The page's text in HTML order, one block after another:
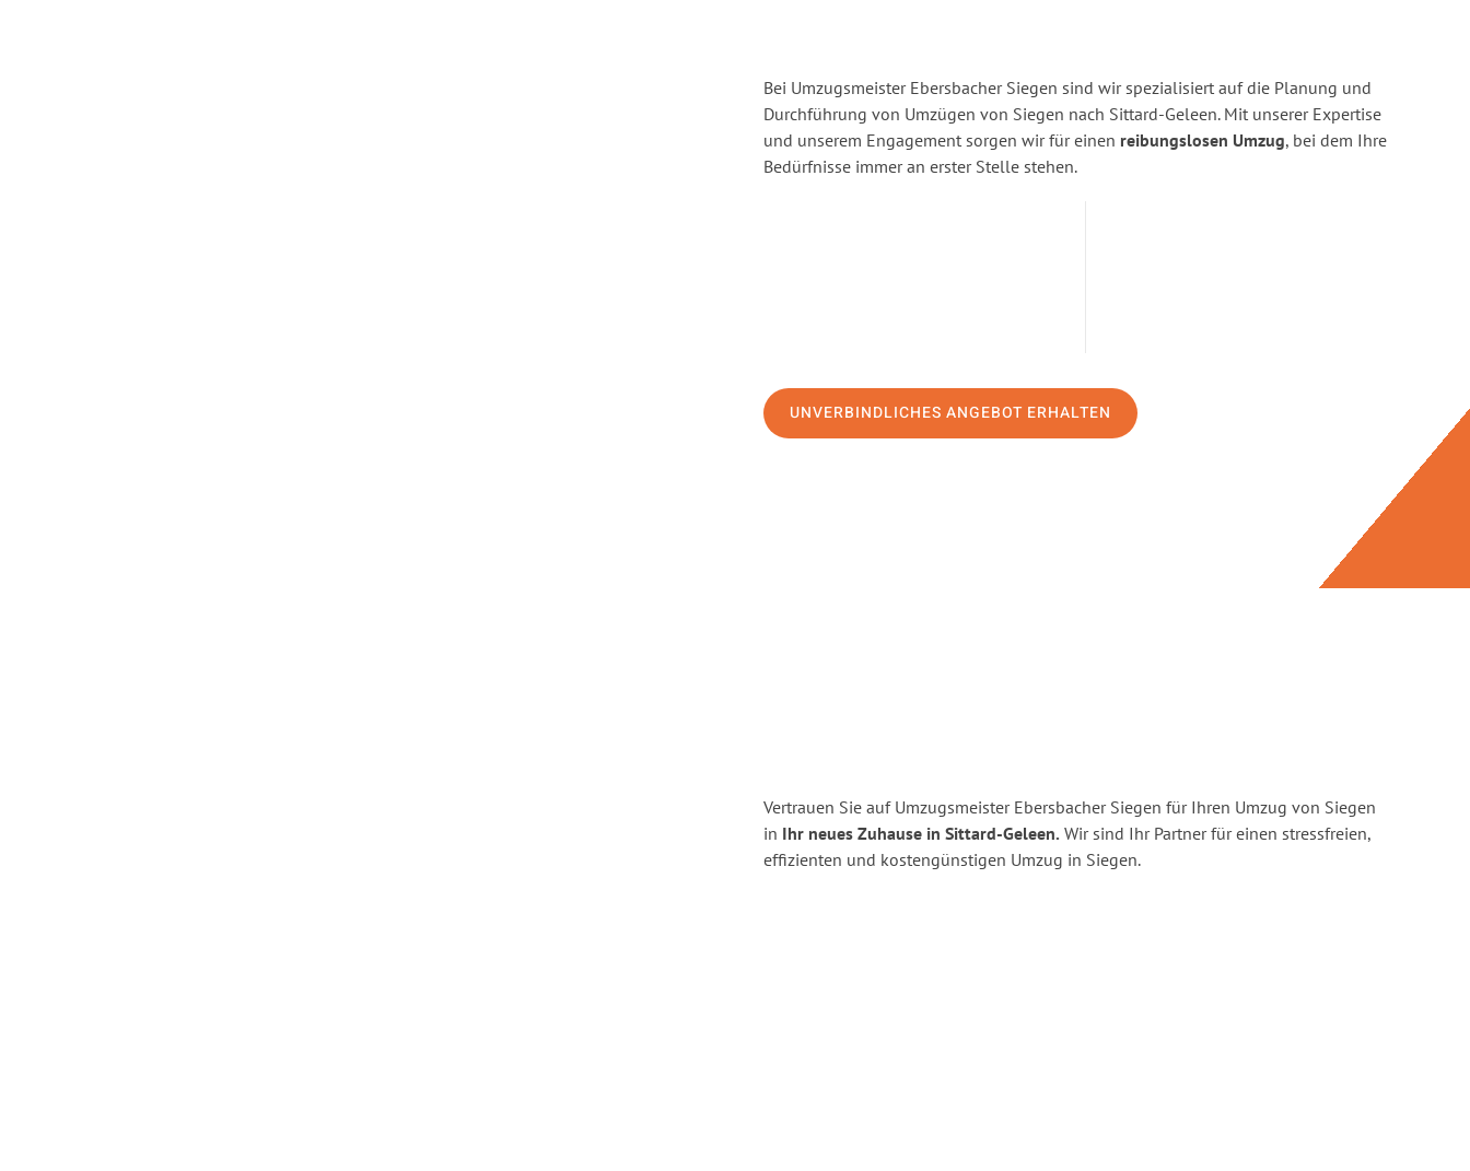
Bei Umzugsmeister Ebersbacher Siegen sind wir spezialisiert auf die Planung und
Durchführung von Umzügen von Siegen nach Sittard-Geleen. Mit unserer Expertise
und unserem Engagement sorgen wir für einen reibungslosen Umzug, bei dem Ihre
Bedürfnisse immer an erster Stelle stehen.
UNVERBINDLICHES ANGEBOT ERHALTEN
Vertrauen Sie auf Umzugsmeister Ebersbacher Siegen für Ihren Umzug von Siegen
in Ihr neues Zuhause in Sittard-Geleen. Wir sind Ihr Partner für einen stressfreien,
effizienten und kostengünstigen Umzug in Siegen.